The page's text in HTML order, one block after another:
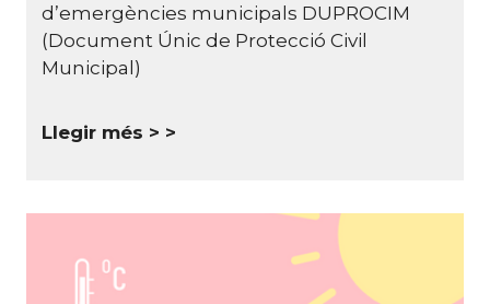
d’emergències municipals DUPROCIM
(Document Únic de Protecció Civil
Municipal)
Llegir més >